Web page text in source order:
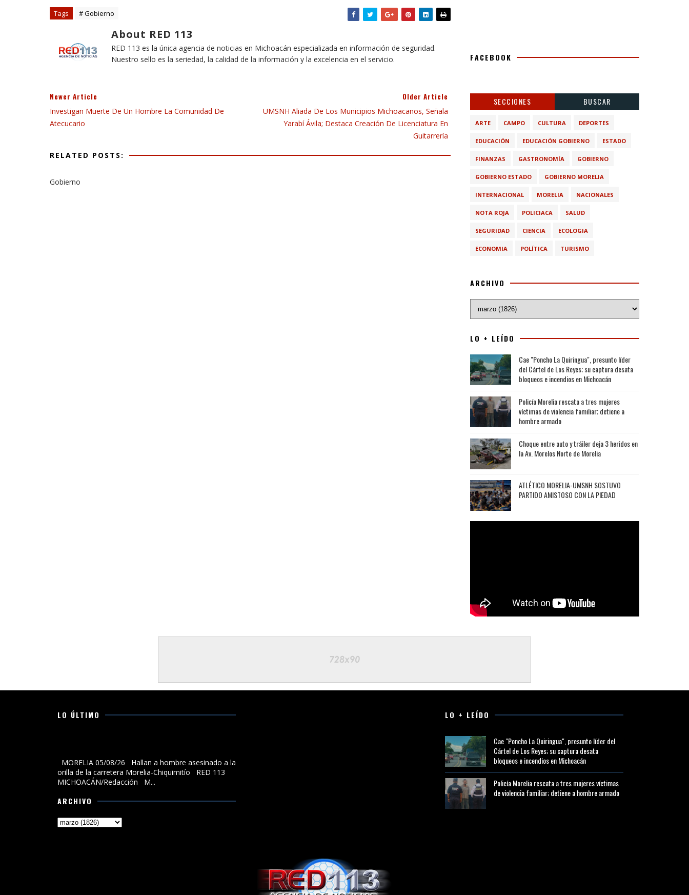
Tags # Gobierno
About RED 113
RED 113 es la única agencia de noticias en Michoacán especializada en información de seguridad.
Nuestro sello es la seriedad, la calidad de la información y la excelencia en el servicio.
Newer Article
Investigan Muerte De Un Hombre La Comunidad De
Atecucario
Older Article
UMSNH Aliada De Los Municipios Michoacanos, Señala
Yarabí Ávila; Destaca Creación De Licenciatura En
Guitarrería
RELATED POSTS:
Gobierno
FACEBOOK
SECCIONES BUSCAR
ARTE CAMPO CULTURA DEPORTES
EDUCACIÓN EDUCACIÓN GOBIERNO ESTADO
FINANZAS GASTRONOMÍA GOBIERNO
GOBIERNO ESTADO GOBIERNO MORELIA
INTERNACIONAL MORELIA NACIONALES
NOTA ROJA POLICIACA SALUD
SEGURIDAD CIENCIA ECOLOGIA
ECONOMIA POLÍTICA TURISMO
ARCHIVO
LO + LEÍDO
Cae "Poncho La Quiringua", presunto líder
del Cártel de Los Reyes; su captura desata
bloqueos e incendios en Michoacán
Policía Morelia rescata a tres mujeres
víctimas de violencia familiar; detiene a
hombre armado
Choque entre auto y tráiler deja 3 heridos en
la Av. Morelos Norte de Morelia
ATLÉTICO MORELIA-UMSNH SOSTUVO
PARTIDO AMISTOSO CON LA PIEDAD
LO ÚLTIMO
MORELIA 05/08/26 Hallan a hombre asesinado a la
orilla de la carretera Morelia-Chiquimitío RED 113
MICHOACÁN/Redacción M...
ARCHIVO
LO + LEÍDO
Cae "Poncho La Quiringua", presunto líder del
Cártel de Los Reyes; su captura desata
bloqueos e incendios en Michoacán
Policía Morelia rescata a tres mujeres víctimas
de violencia familiar; detiene a hombre armado